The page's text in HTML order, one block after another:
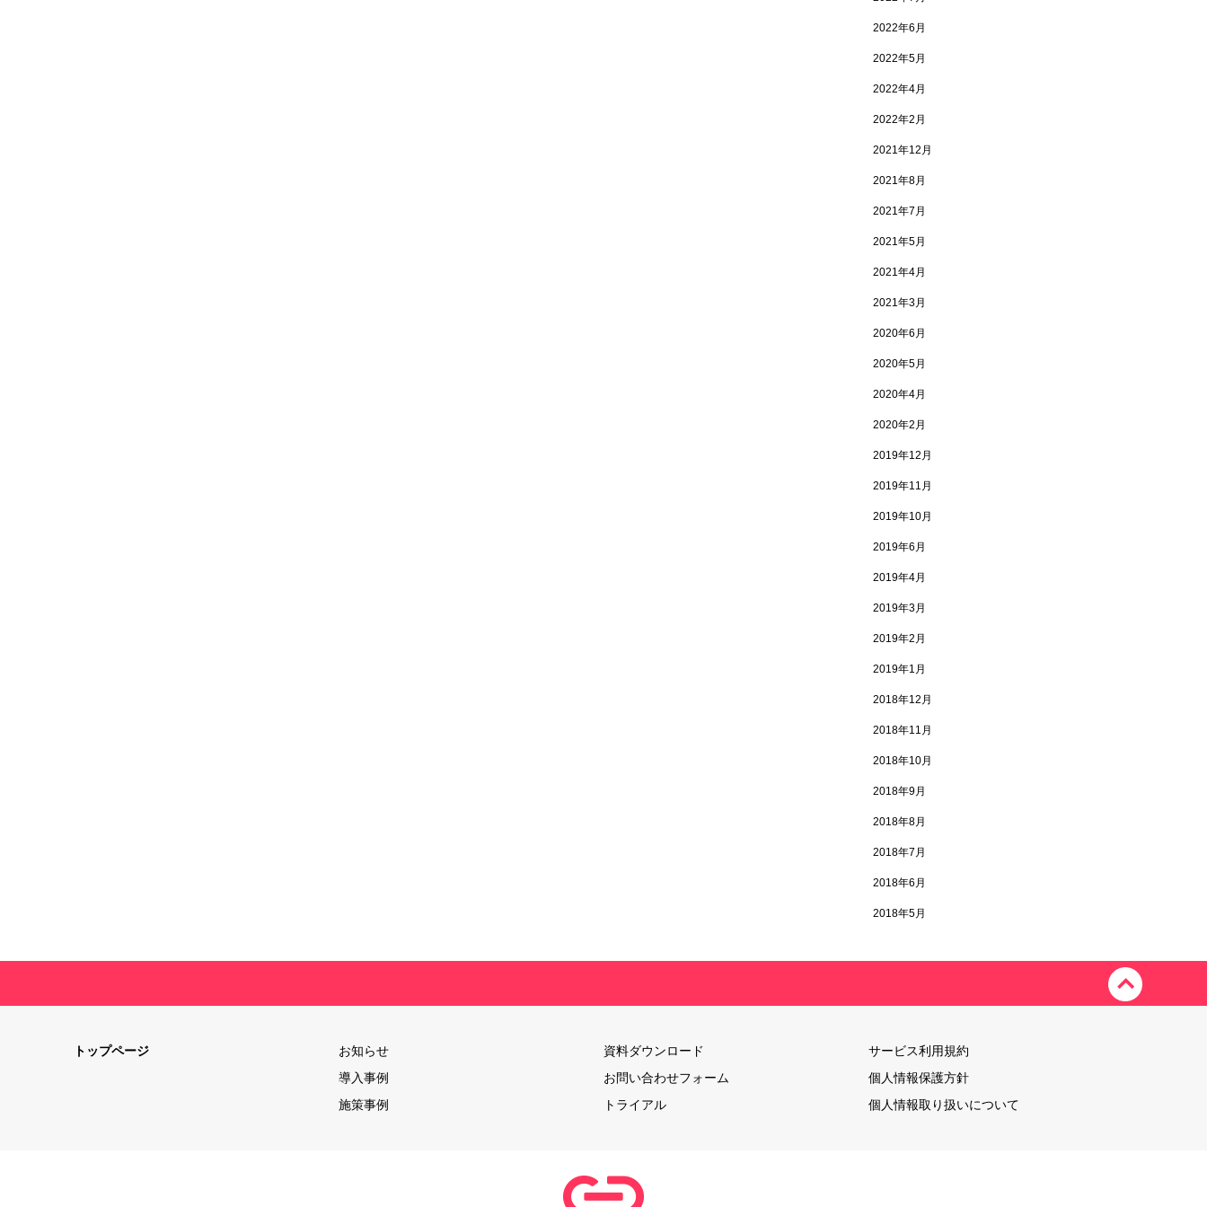
2022年6月
2022年5月
2022年4月
2022年2月
2021年12月
2021年8月
2021年7月
2021年5月
2021年4月
2021年3月
2020年6月
2020年5月
2020年4月
2020年2月
2019年12月
2019年11月
2019年10月
2019年6月
2019年4月
2019年3月
2019年2月
2019年1月
2018年12月
2018年11月
2018年10月
2018年9月
2018年8月
2018年7月
2018年6月
2018年5月
トップページ
お知らせ
導入事例
施策事例
資料ダウンロード
お問い合わせフォーム
トライアル
サービス利用規約
個人情報保護方針
個人情報取り扱いについて